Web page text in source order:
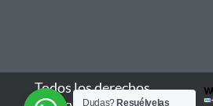
Todos los derechos
Dudas? Resuélvelas